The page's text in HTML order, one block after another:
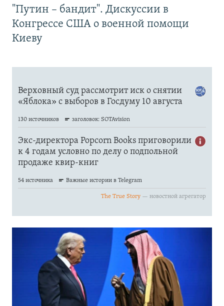
"Путин – бандит". Дискуссии в
Конгрессе США о военной помощи
Киеву